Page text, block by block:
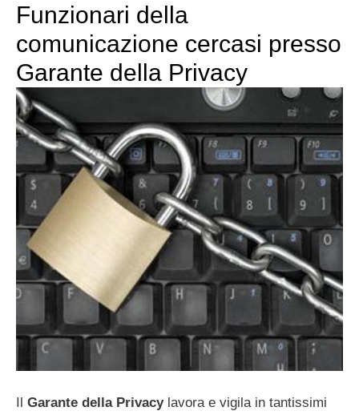
Funzionari della
comunicazione cercasi presso
Garante della Privacy
Il Garante della Privacylavora e vigila in tantissimi